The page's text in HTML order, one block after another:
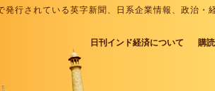
発行されている英字新聞、日系企業情報、政治
日刊インド経済について 購